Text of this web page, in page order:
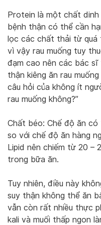
Protein là một chất dinh
bệnh thận có thể cần
lọc các chất thải từ quá
vì vậy rau muống tuy
đạm cao nên các bác sĩ
thận kiêng ăn rau
câu hỏi của không ít
rau muống không?”
Chất béo: Chế độ ăn
so với chế độ ăn hàng
Lipid nên chiếm từ 20 –
trong bữa ăn.
Tuy nhiên, điều này
suy thận không thể ăn
vẫn còn rất nhiều thực
kali và muối thấp ngon